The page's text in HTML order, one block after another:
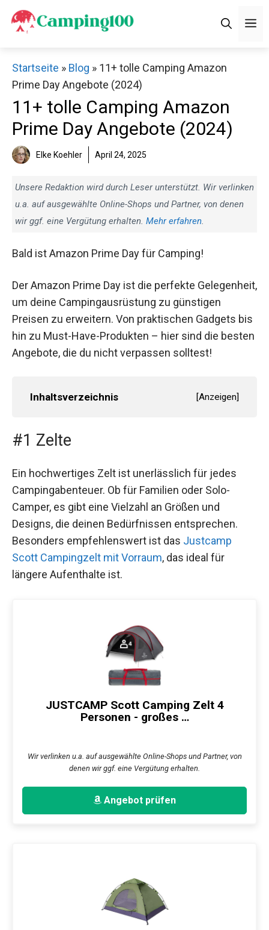
Zum
Inhalt
Startseite » Blog » 11+ tolle Camping Amazon
Prime Day Angebote (2024)
11+ tolle Camping Amazon
Prime Day Angebote (2024)
Elke Koehler April 24, 2025
Unsere Redaktion wird durch Leser unterstützt. Wir verlinken
u.a. auf ausgewählte Online-Shops und Partner, von denen
wir ggf. eine Vergütung erhalten. Mehr erfahren.
Bald ist Amazon Prime Day für Camping!
Der Amazon Prime Day ist die perfekte Gelegenheit,
um deine Campingausrüstung zu günstigen
Preisen zu erweitern. Von praktischen Gadgets bis
hin zu Must-Have-Produkten – hier sind die besten
Angebote, die du nicht verpassen solltest!
Inhaltsverzeichnis [Anzeigen]
#1 Zelte
Ein hochwertiges Zelt ist unerlässlich für jedes
Campingabenteuer. Ob für Familien oder Solo-
Camper, es gibt eine Vielzahl an Größen und
Designs, die deinen Bedürfnissen entsprechen.
Besonders empfehlenswert ist das Justcamp
Scott Campingzelt mit Vorraum, das ideal für
längere Aufenthalte ist.
JUSTCAMP Scott Camping Zelt 4
Personen - großes …
Wir verlinken u.a. auf ausgewählte Online-Shops und Partner, von
denen wir ggf. eine Vergütung erhalten.
Angebot prüfen